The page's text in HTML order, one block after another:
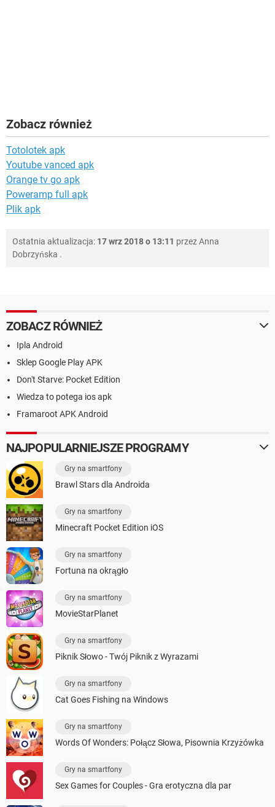
Zobacz również
Totolotek apk
Youtube vanced apk
Orange tv go apk
Poweramp full apk
Plik apk
Ostatnia aktualizacja: 17 wrz 2018 o 13:11 przezAnna
Dobrzyńska .
ZOBACZ RÓWNIEŻ
Ipla Android
Sklep Google Play APK
Don't Starve: Pocket Edition
Wiedza to potega ios apk
Framaroot APK Android
NAJPOPULARNIEJSZE PROGRAMY
Gry na smartfony
Brawl Stars dla Androida
Gry na smartfony
Minecraft Pocket Edition iOS
Gry na smartfony
Fortuna na okrągło
Gry na smartfony
MovieStarPlanet
Gry na smartfony
Piknik Słowo - Twój Piknik z Wyrazami
Gry na smartfony
Cat Goes Fishing na Windows
Gry na smartfony
Words Of Wonders: Połącz Słowa, Pisownia Krzyżówka
Gry na smartfony
Sex Games for Couples - Gra erotyczna dla par